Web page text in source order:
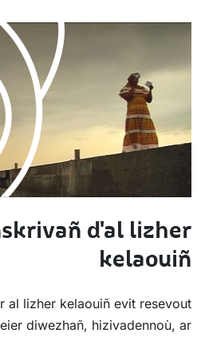
d'al lizher
kelaouiñ
al lizher kelaouiñ evit resevout
diwezhañ, hizivadennoù, ar